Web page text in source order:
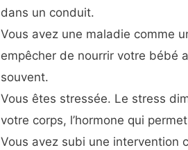
dans un conduit.
Vous avez une maladie comme
empêcher de nourrir votre bébé
souvent.
Vous êtes stressée. Le stress
votre corps, l’hormone qui
Vous avez subi une intervention